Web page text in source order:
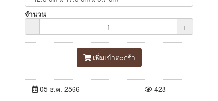
จำนวน
-
+
เพิ่มเข้าตะกร้า
05 ธ.ค. 2566 428